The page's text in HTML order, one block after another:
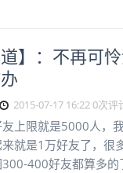
道】：不再可
2015-07-17 16:220次评
上限就是5000人，
就是1万好友了，很
400好友都算多的